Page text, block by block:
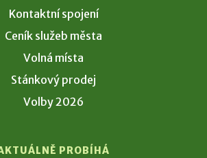
Kontaktní spojení
Ceník služeb města
Volná místa
Stánkový prodej
Volby 2026
PROBÍHÁ